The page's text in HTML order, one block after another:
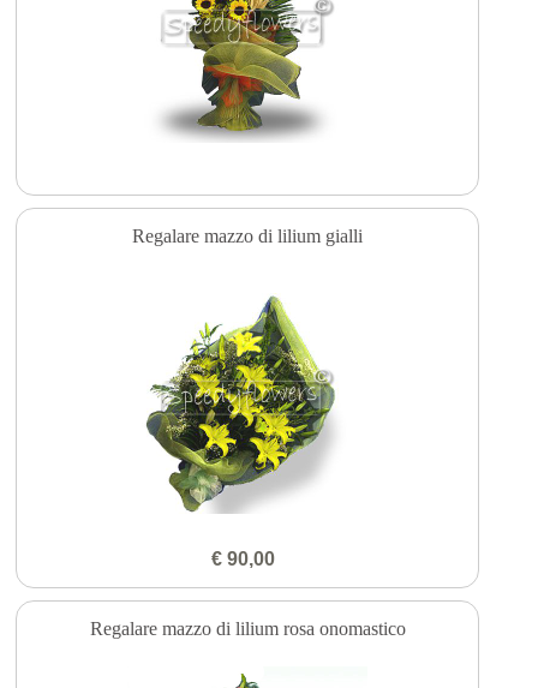
Regalare mazzo di lilium gialli
€ 90,00
Regalare mazzo di lilium rosa onomastico